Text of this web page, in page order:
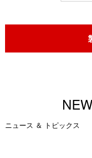
ニュース ＆ トピックス